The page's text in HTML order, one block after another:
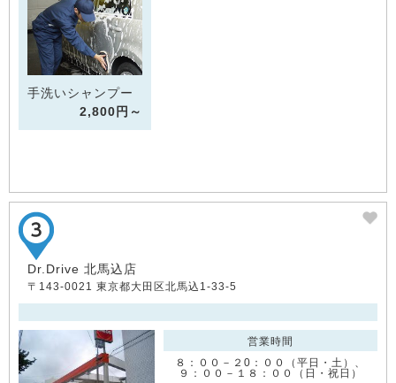
手洗いシャンプー
2,800円～
Dr.Drive 北馬込店
〒143-0021 東京都大田区北馬込1-33-5
営業時間
８：００－２0：００（平日・土）、
９：００－１８：００（日・祝日）